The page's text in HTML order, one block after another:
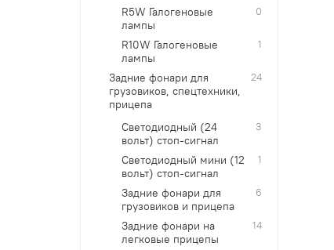
R5W Галогеновые
лампы
0
R10W Галогеновые
лампы
1
Задние фонари для
грузовиков, спецтехники,
прицепа
24
Cветодиодный (24
вольт) стоп-сигнал
3
Cветодиодный мини (12
вольт) стоп-сигнал
1
Задние фонари для
грузовиков и прицепа
6
Задние фонари на
легковые прицепы
14